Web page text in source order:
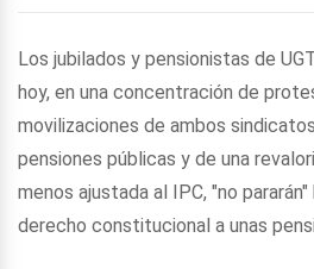
Los jubilados y pensionistas de
hoy, en una concentración de
movilizaciones de ambos
pensiones públicas y de una
menos ajustada al IPC, "no
derecho constitucional a unas